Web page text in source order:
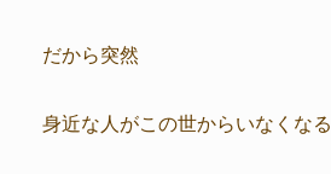
だから突然
身近な人がこの世からいなくなる